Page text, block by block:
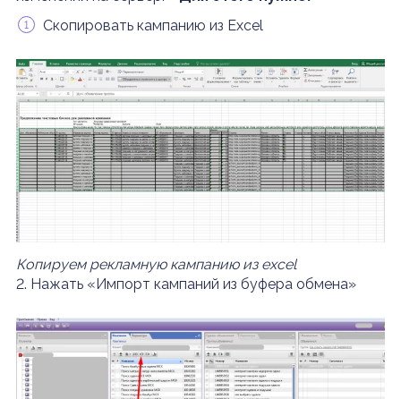
Скопировать кампанию из Excel
Копируем рекламную кампанию из excel
2. Нажать «Импорт кампаний из буфера обмена»